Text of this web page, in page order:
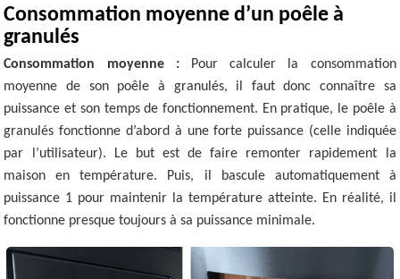
Consommation moyenne d’un poêle à
granulés
Consommation moyenne :Pour calculer la consommation
moyenne de son poêle à granulés, il faut donc connaître sa
puissance et son temps de fonctionnement. En pratique, le poêle à
granulés fonctionne d’abord à une forte puissance (celle indiquée
par l’utilisateur). Le but est de faire remonter rapidement la
maison en température. Puis, il bascule automatiquement à
puissance 1 pour maintenir la température atteinte. En réalité, il
fonctionne presque toujours à sa puissance minimale.